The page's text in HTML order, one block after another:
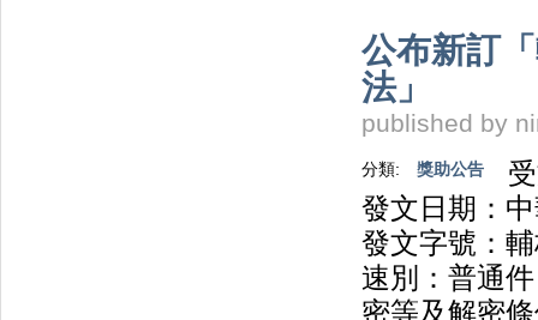
公布新訂
法」
published by
分類: 獎助公告
發文日期：
發文字號：
速別：普通件
密等及解密